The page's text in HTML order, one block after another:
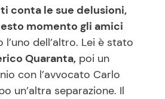
conta le sue delusioni,
momento gli amici
l’uno dell’altro. Lei è stato
Quaranta, poi un
con l’avvocato Carlo
un’altra separazione. Il